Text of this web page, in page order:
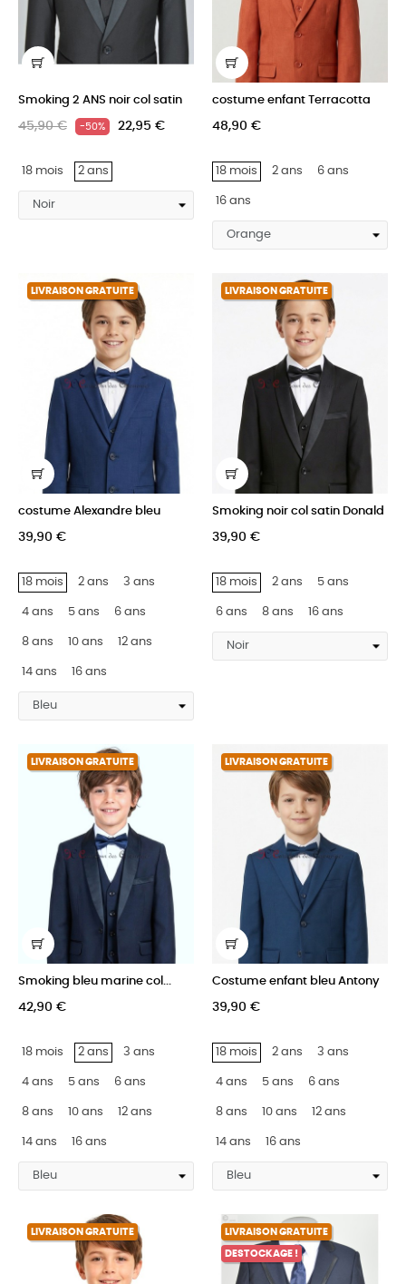
Smoking 2 ANS noir col satin
45,90 € -50% 22,95 €
18 mois 2 ans
costume enfant Terracotta
48,90 €
18 mois 2 ans 6 ans
16 ans
LIVRAISON GRATUITE
costume Alexandre bleu
39,90 €
18 mois 2 ans 3 ans
4 ans 5 ans 6 ans
8 ans 10 ans 12 ans
14 ans 16 ans
LIVRAISON GRATUITE
Smoking noir col satin Donald
39,90 €
18 mois 2 ans 5 ans
6 ans 8 ans 16 ans
LIVRAISON GRATUITE
Smoking bleu marine col...
42,90 €
18 mois 2 ans 3 ans
4 ans 5 ans 6 ans
8 ans 10 ans 12 ans
14 ans 16 ans
LIVRAISON GRATUITE
Costume enfant bleu Antony
39,90 €
18 mois 2 ans 3 ans
4 ans 5 ans 6 ans
8 ans 10 ans 12 ans
14 ans 16 ans
LIVRAISON GRATUITE LIVRAISON GRATUITE
DESTOCKAGE !